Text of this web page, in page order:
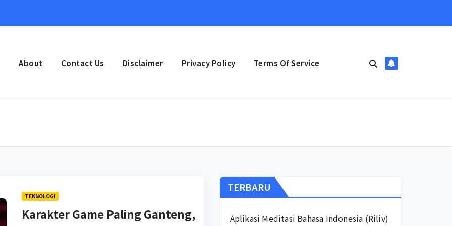
About Contact Us Disclaimer Privacy Policy Terms Of Service
TEKNOLOGI
Karakter Game Paling Ganteng,
TERBARU
Aplikasi Meditasi Bahasa Indonesia (Riliv)